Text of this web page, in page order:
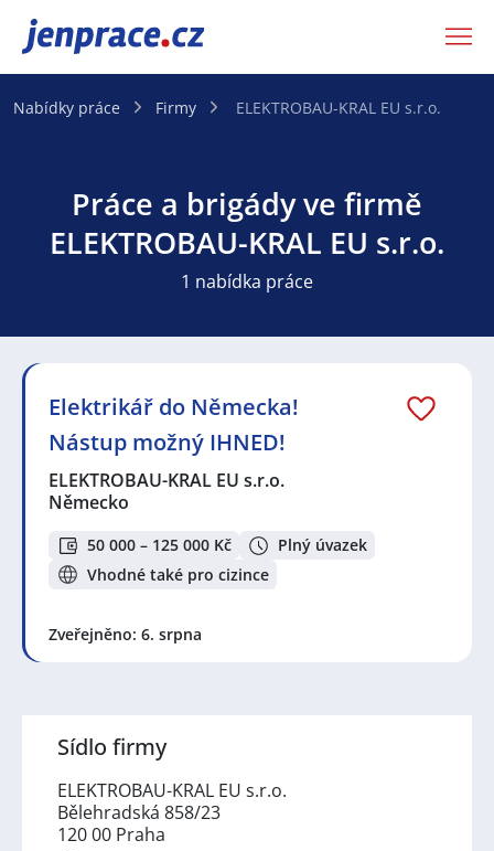
JenPráce.cz
Nabídky práce Firmy ELEKTROBAU-KRAL EU s.r.o.
Práce a brigády ve firmě
ELEKTROBAU-KRAL EU s.r.o.
1 nabídka práce
Elektrikář do Německa!
Nástup možný IHNED!
ELEKTROBAU-KRAL EU s.r.o.
Německo
50 000 – 125 000 Kč
Plný úvazek
Vhodné také pro cizince
Zveřejněno: 6. srpna
Sídlo firmy
ELEKTROBAU-KRAL EU s.r.o.
Bělehradská 858/23
120 00 Praha